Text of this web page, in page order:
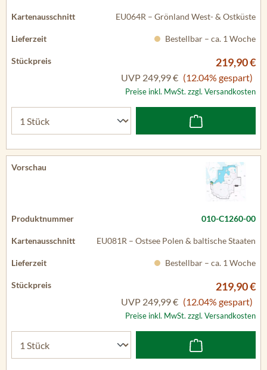
EU064R – Grönland West- & Ostküste
Bestellbar – ca. 1 Woche
219,90 €
UVP 249,99 € (12.04% gespart)
Preise inkl. MwSt. zzgl. Versandkosten
010-C1260-00
EU081R – Ostsee Polen & baltische Staaten
Bestellbar – ca. 1 Woche
219,90 €
UVP 249,99 € (12.04% gespart)
Preise inkl. MwSt. zzgl. Versandkosten